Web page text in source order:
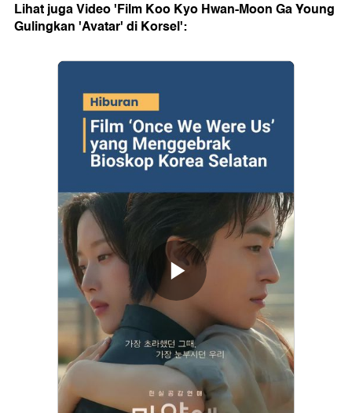
Lihat juga Video 'Film Koo Kyo Hwan-Moon Ga Young
Gulingkan 'Avatar' di Korsel':